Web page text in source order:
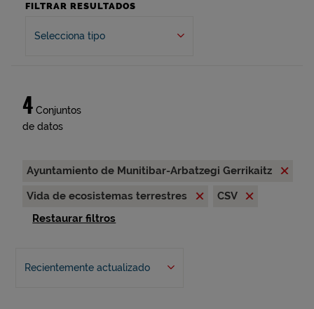
FILTRAR RESULTADOS
Selecciona tipo
4 Conjuntos
de datos
Ayuntamiento de Munitibar-Arbatzegi Gerrikaitz
Vida de ecosistemas terrestres
CSV
Restaurar filtros
Recientemente actualizado